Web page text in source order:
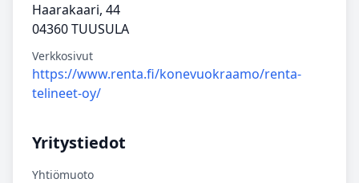
Haarakaari, 44
04360 TUUSULA
Verkkosivut
https://www.renta.fi/konevuokraamo/renta-
telineet-oy/
Yritystiedot
Yhtiömuoto